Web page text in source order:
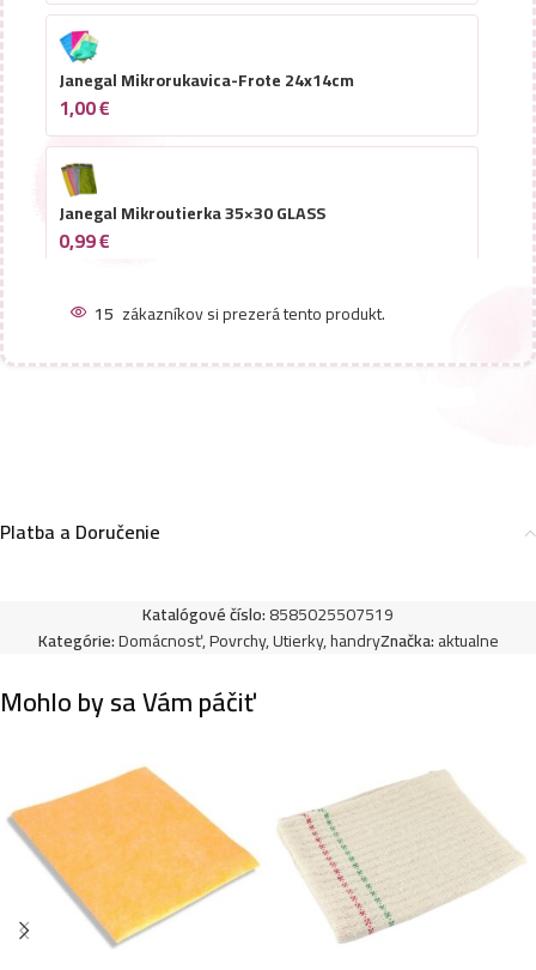
Janegal Mikrorukavica-Frote 24x14cm
1,00€
Janegal Mikroutierka 35×30 GLASS
0,99€
1,99€
Janegal Handra 60x50cm,tkaná biela
1,55€
€
15 zákazníkov si prezerá tento produkt.
Platba a Doručenie
Katalógové číslo:8585025507519
Kategórie:Domácnosť,Povrchy,Utierky, handryZnačka:aktualne
Mohlo by sa Vám páčiť